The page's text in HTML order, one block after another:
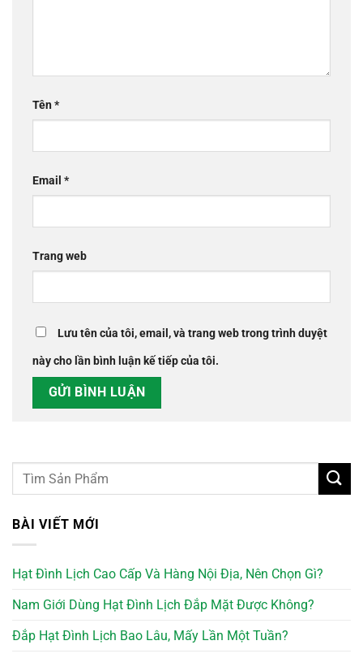
Tên*
Email *
Trang web
Lưu tên của tôi, email, và trang web trong trình duyệt
này cho lần bình luận kế tiếp của tôi.
BÀI VIẾT MỚI
Hạt Đình Lịch Cao Cấp Và Hàng Nội Địa, Nên Chọn Gì?
Nam Giới Dùng Hạt Đình Lịch Đắp Mặt Được Không?
Đắp Hạt Đình Lịch Bao Lâu, Mấy Lần Một Tuần?